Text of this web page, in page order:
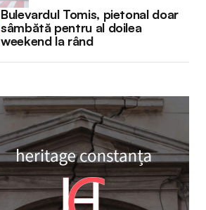
Bulevardul Tomis, pietonal doar
sâmbătă pentru al doilea
weekend la rând